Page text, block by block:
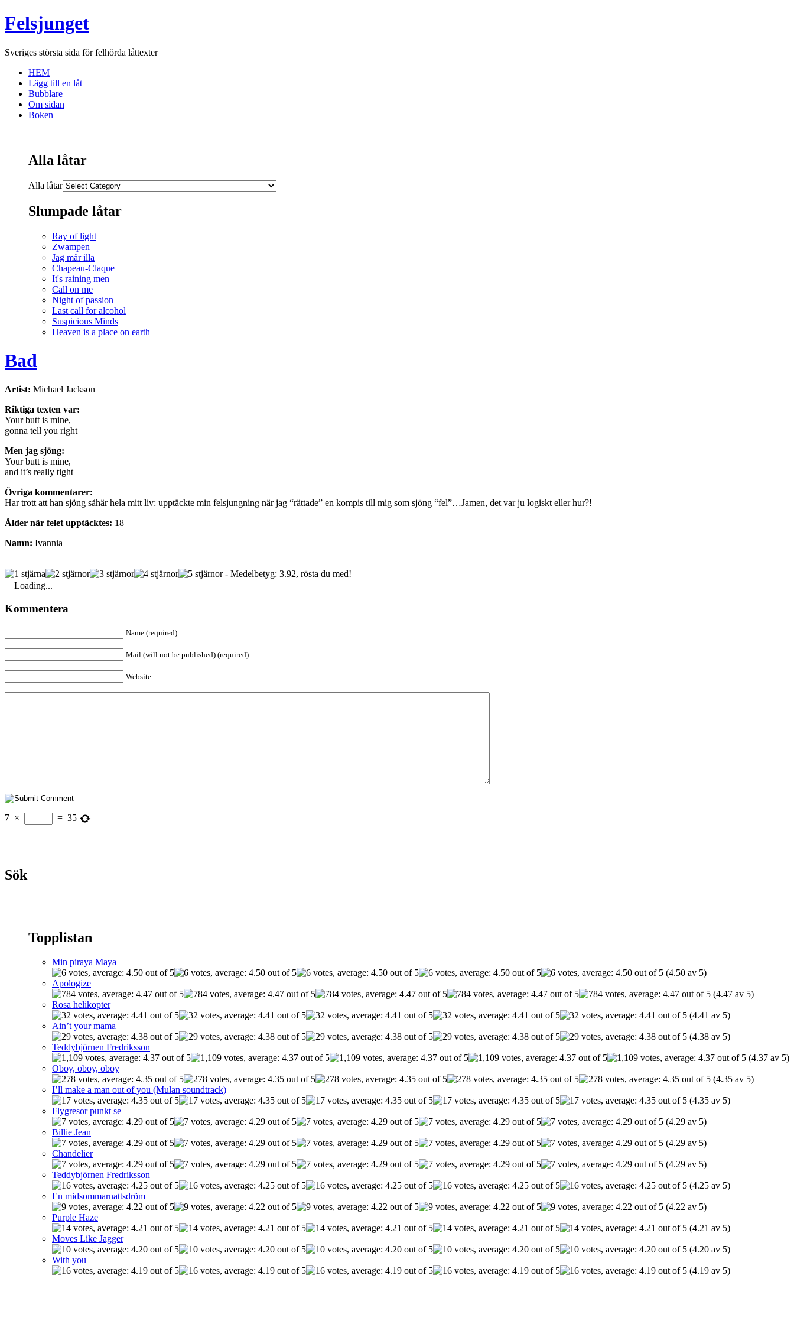
Felsjunget
Sveriges största sida för felhörda låttexter
HEM
Lägg till en låt
Bubblare
Om sidan
Boken
Alla låtar
Alla låtar
Slumpade låtar
Ray of light
Zwampen
Jag mår illa
Chapeau-Claque
It's raining men
Call on me
Night of passion
Last call for alcohol
Suspicious Minds
Heaven is a place on earth
Bad
Artist: Michael Jackson
Riktiga texten var:
Your butt is mine,
gonna tell you right
Men jag sjöng:
Your butt is mine,
and it’s really tight
Övriga kommentarer:
Har trott att han sjöng såhär hela mitt liv: upptäckte min felsjungning när jag “rättade” en kompis till mig som sjöng “fel”…Jamen, det var ju logiskt eller hur?!
Ålder när felet upptäcktes: 18
Namn: Ivannia
- Medelbetyg: 3.92, rösta du med!
Loading...
Kommentera
Name (required)
Mail (will not be published) (required)
Website
7 × = 35
Sök
Topplistan
Min piraya Maya
(4.50 av 5)
Apologize
(4.47 av 5)
Rosa helikopter
(4.41 av 5)
Ain’t your mama
(4.38 av 5)
Teddybjörnen Fredriksson
(4.37 av 5)
Oboy, oboy, oboy
(4.35 av 5)
I’ll make a man out of you (Mulan soundtrack)
(4.35 av 5)
Flygresor punkt se
(4.29 av 5)
Billie Jean
(4.29 av 5)
Chandelier
(4.29 av 5)
Teddybjörnen Fredriksson
(4.25 av 5)
En midsommarnattsdröm
(4.22 av 5)
Purple Haze
(4.21 av 5)
Moves Like Jagger
(4.20 av 5)
With you
(4.19 av 5)